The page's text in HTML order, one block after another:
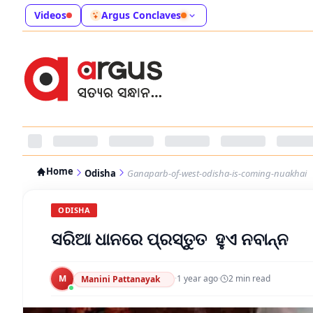
Videos Argus Conclaves
Home Odisha Ganaparb-of-west-odisha-is-coming-nuakhai
ODISHA
ସରିଆ ଧାନରେ ପ୍ରସ୍ତୁତ ହୁଏ ନବାନ୍ନ
M Manini Pattanayak ·1 year ago· 2 min read